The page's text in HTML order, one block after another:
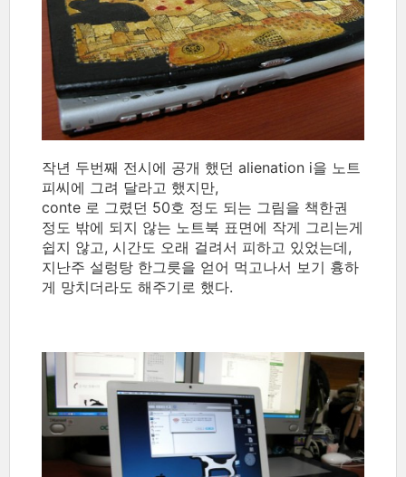
작년 두번째 전시에 공개 했던 alienation ⅰ을 노트
피씨에 그려 달라고 했지만,
conte 로 그렸던 50호 정도 되는 그림을 책한권
정도 밖에 되지 않는 노트북 표면에 작게 그리는게
쉽지 않고, 시간도 오래 걸려서 피하고 있었는데,
지난주 설렁탕 한그릇을 얻어 먹고나서 보기 흉하
게 망치더라도 해주기로 했다.